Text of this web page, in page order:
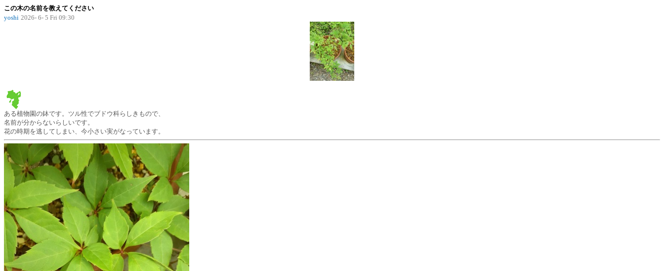
この木の名前を教えてください
yoshi 2026- 6- 5 Fri 09:30
ある植物園の鉢です。ツル性でブドウ科らしきもので、
名前が分からないらしいです。
花の時期を逃してしまい、今小さい実がなっています。